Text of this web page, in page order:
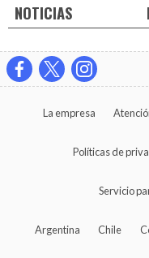
NOTICIAS
La empresa
Políticas de
Servicio
Argentina Chile